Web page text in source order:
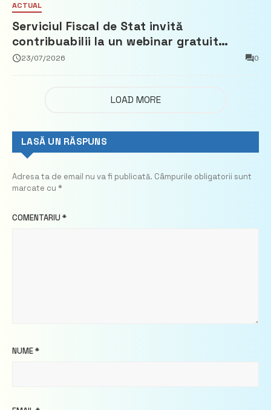
ACTUAL
Serviciul Fiscal de Stat invită
contribuabilii la un webinar gratuit
privind calculul impozitului pe bunurile
23/07/2026 0
LOAD MORE
LASĂ UN RĂSPUNS
Adresa ta de email nu va fi publicată. Câmpurile obligatorii sunt
marcate cu *
COMENTARIU *
NUME*